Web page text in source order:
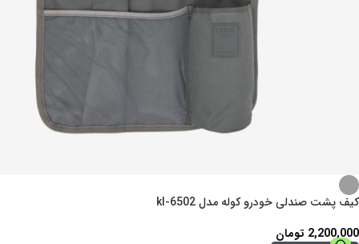
کیف پشت صندلی خودرو کوله مدل kl-6502
2,200,000 تومان